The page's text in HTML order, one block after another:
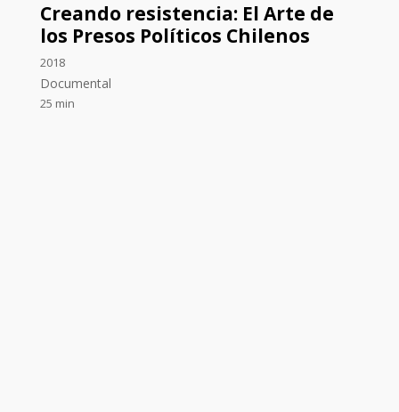
Creando resistencia: El Arte de
los Presos Políticos Chilenos
2018
Documental
25 min